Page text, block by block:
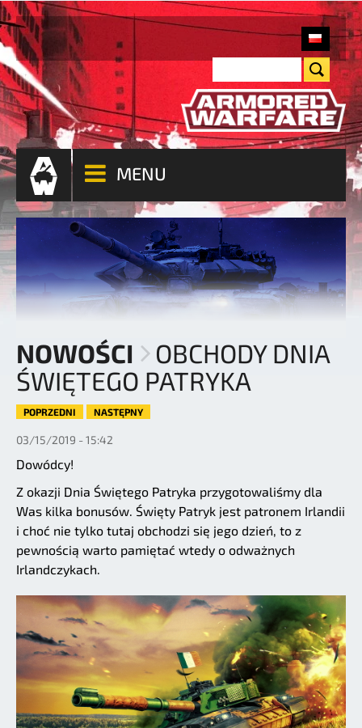
MENU
NOWOŚCI
OBCHODY DNIA
ŚWIĘTEGO PATRYKA
POPRZEDNI NASTĘPNY
03/15/2019 - 15:42
Dowódcy!
Z okazji Dnia Świętego Patryka przygotowaliśmy dla
Was kilka bonusów. Święty Patryk jest patronem Irlandii
i choć nie tylko tutaj obchodzi się jego dzień, to z
pewnością warto pamiętać wtedy o odważnych
Irlandczykach.